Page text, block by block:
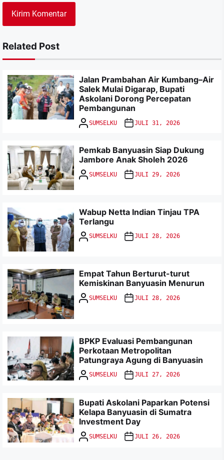
Related Post
Jalan Prambahan Air Kumbang–Air
Salek Mulai Digarap, Bupati
Askolani Dorong Percepatan
Pembangunan
SUMSELKU JULI 31, 2026
Pemkab Banyuasin Siap Dukung
Jambore Anak Sholeh 2026
SUMSELKU JULI 29, 2026
Wabup Netta Indian Tinjau TPA
Terlangu
SUMSELKU JULI 28, 2026
Empat Tahun Berturut-turut
Kemiskinan Banyuasin Menurun
SUMSELKU JULI 28, 2026
BPKP Evaluasi Pembangunan
Perkotaan Metropolitan
Patungraya Agung di Banyuasin
SUMSELKU JULI 27, 2026
Bupati Askolani Paparkan Potensi
Kelapa Banyuasin di Sumatra
Investment Day
SUMSELKU JULI 26, 2026